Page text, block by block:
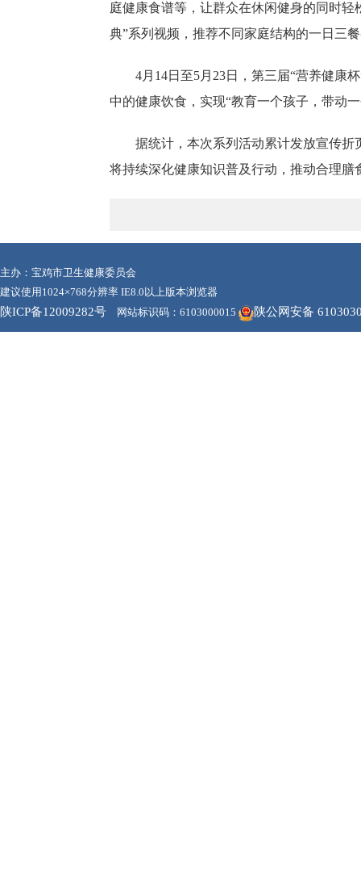
庭健康食谱等，让群众在休闲健身的同时
典”系列视频，推荐不同家庭结构的一日三
4月14日至5月23日，第三届“营养健康
中的健康饮食，实现“教育一个孩子，带动
据统计，本次系列活动累计发放宣传折
将持续深化健康知识普及行动，推动合理
主办：宝鸡市卫生健康委员会
建议使用1024×768分辨率 IE8.0以上版本浏览器
陕ICP备12009282号 网站标识码：6103000015 陕公网安备